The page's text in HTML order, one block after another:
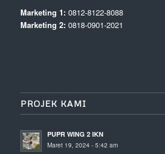
Marketing 1:0812-8122-8088
Marketing 2:0818-0901-2021
PROJEK KAMI
PUPR WING 2 IKN
Maret 19, 2024 - 5:42 am